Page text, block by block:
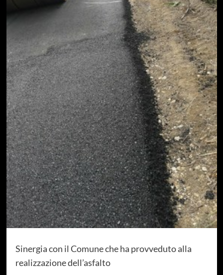
Sinergia con il Comune che ha provveduto alla
realizzazione dell’asfalto